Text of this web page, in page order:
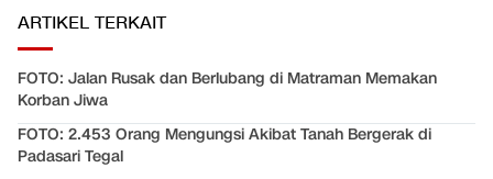
ARTIKEL TERKAIT
FOTO: Jalan Rusak dan Berlubang di Matraman Memakan
Korban Jiwa
FOTO: 2.453 Orang Mengungsi Akibat Tanah Bergerak di
Padasari Tegal